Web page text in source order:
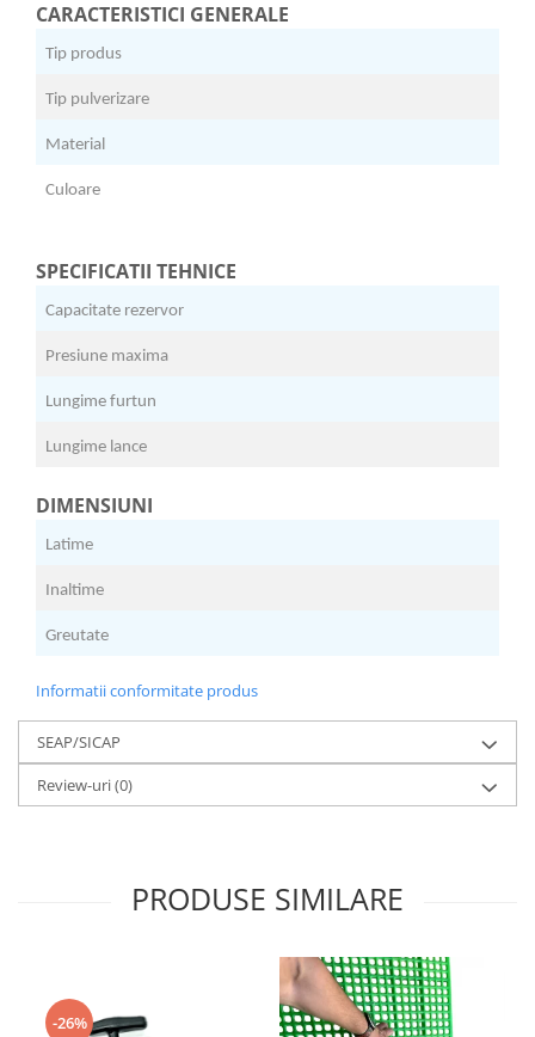
Tocatoare de furaje
CARACTERISTICI GENERALE
Tip produs
Tip pulverizare
Material
Culoare
SPECIFICATII TEHNICE
Capacitate rezervor
Presiune maxima
Lungime furtun
Lungime lance
DIMENSIUNI
Latime
Inaltime
Greutate
Informatii conformitate produs
SEAP/SICAP
Review-uri(0)
PRODUSE SIMILARE
-26%